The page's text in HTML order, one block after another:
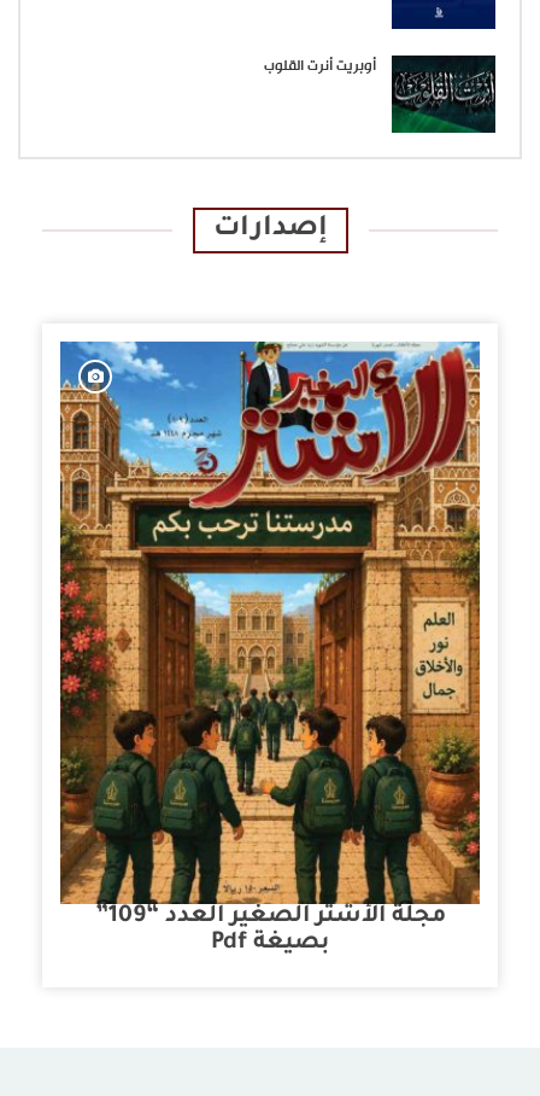
أوبريت أنرت القلوب
إصدارات
مجلة الأشتر الصغير العدد “109”
بصيغة Pdf